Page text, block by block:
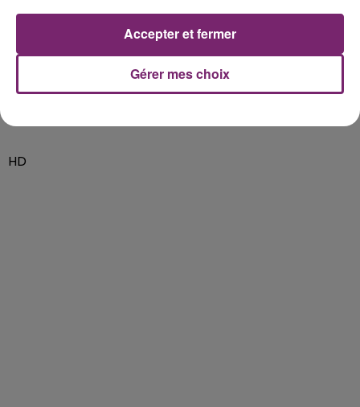
• Rester chez soi, limiter les sorties et contacter votre
médecin si votre état de santé le justifie.
HD
Gérer mes choix
Accepter et fermer